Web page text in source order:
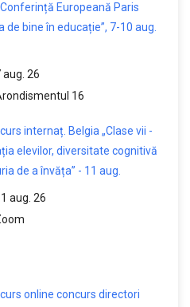
Europeană Paris
de bine în educație”, 7-10 aug.
aug. 26
16
internaț. Belgia „Clase vii -
elevilor, diversitate cognitivă
de a învăța” - 11 aug.
aug. 26
online concurs directori